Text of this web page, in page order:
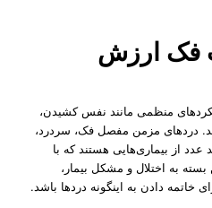
فک ارزش
منظمی مانند نفس کشیدن،
دردهای مزمن مفصل فک، سردرد،
از بیماری‌هایی هستند که با
بسته به اختلال و مشکل بیمار،
خاتمه دادن به اینگونه دردها باشد.